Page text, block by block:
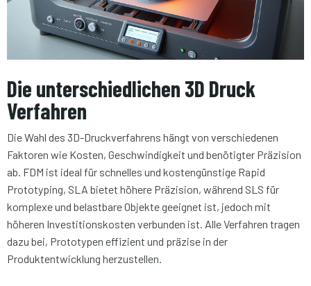
Die unterschiedlichen 3D Druck
Verfahren
Die Wahl des 3D-Druckverfahrens hängt von verschiedenen
Faktoren wie Kosten, Geschwindigkeit und benötigter Präzision
ab. FDM ist ideal für schnelles und kostengünstige Rapid
Prototyping, SLA bietet höhere Präzision, während SLS für
komplexe und belastbare Objekte geeignet ist, jedoch mit
höheren Investitionskosten verbunden ist. Alle Verfahren tragen
dazu bei, Prototypen effizient und präzise in der
Produktentwicklung herzustellen.